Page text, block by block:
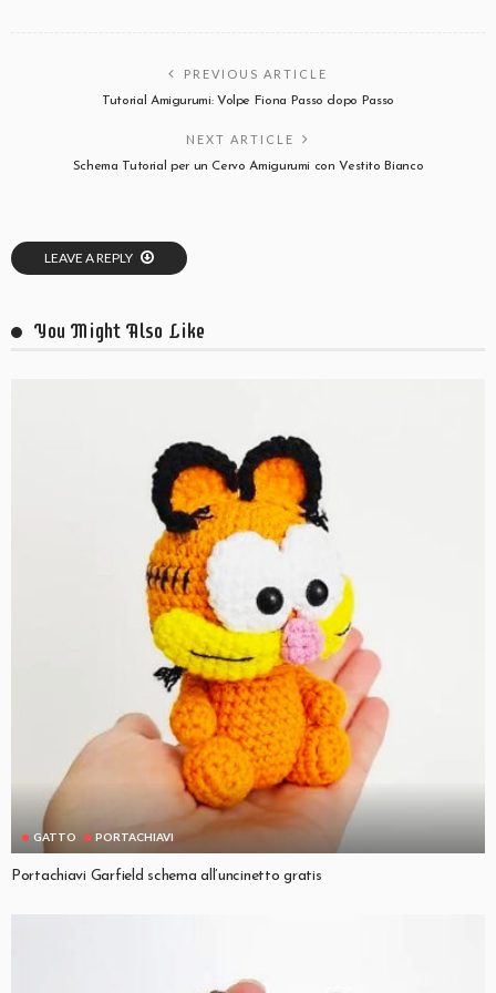
PREVIOUS ARTICLE
Tutorial Amigurumi: Volpe Fiona Passo dopo Passo
NEXT ARTICLE
Schema Tutorial per un Cervo Amigurumi con Vestito Bianco
LEAVE A REPLY
You Might Also Like
GATTO PORTACHIAVI
Portachiavi Garfield schema all’uncinetto gratis